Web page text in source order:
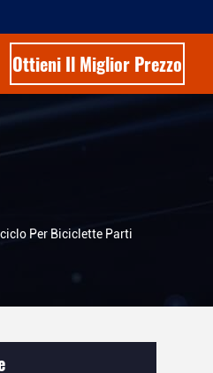
Ottieni Il Miglior Prezzo
Per Biciclette Parti